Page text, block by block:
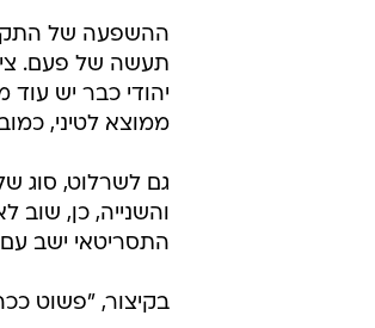
ההשפעה של
תעשה של פעם.
יהודי כבר יש
ממוצא לטיני,
גם לשרלוט, סוג
והשנייה, כן,
התסריטאי ישב
בקיצור, "פשוט